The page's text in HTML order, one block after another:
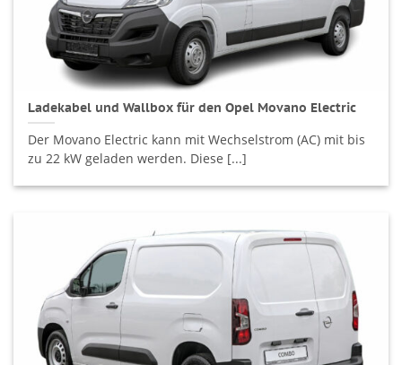
Ladekabel und Wallbox für den Opel Movano Electric
Der Movano Electric kann mit Wechselstrom (AC) mit bis
zu 22 kW geladen werden. Diese [...]